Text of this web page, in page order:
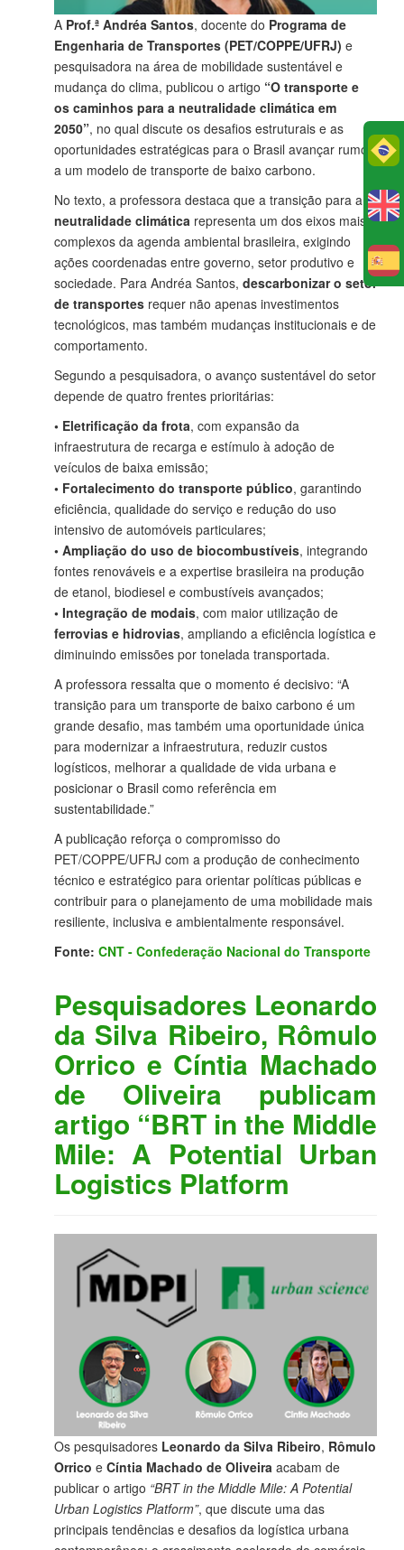
A Prof.ª Andréa Santos, docente do Programa de
Engenharia de Transportes (PET/COPPE/UFRJ) e
pesquisadora na área de mobilidade sustentável e
mudança do clima, publicou o artigo “O transporte e
os caminhos para a neutralidade climática em
2050”, no qual discute os desafios estruturais e as
oportunidades estratégicas para o Brasil avançar rumo
a um modelo de transporte de baixo carbono.
No texto, a professora destaca que a transição para a
neutralidade climática representa um dos eixos mais
complexos da agenda ambiental brasileira, exigindo
ações coordenadas entre governo, setor produtivo e
sociedade. Para Andréa Santos, descarbonizar o setor
de transportes requer não apenas investimentos
tecnológicos, mas também mudanças institucionais e de
comportamento.
Segundo a pesquisadora, o avanço sustentável do setor
depende de quatro frentes prioritárias:
• Eletrificação da frota, com expansão da
infraestrutura de recarga e estímulo à adoção de
veículos de baixa emissão;
• Fortalecimento do transporte público, garantindo
eficiência, qualidade do serviço e redução do uso
intensivo de automóveis particulares;
• Ampliação do uso de biocombustíveis, integrando
fontes renováveis e a expertise brasileira na produção
de etanol, biodiesel e combustíveis avançados;
• Integração de modais, com maior utilização de
ferrovias e hidrovias, ampliando a eficiência logística e
diminuindo emissões por tonelada transportada.
A professora ressalta que o momento é decisivo: “A
transição para um transporte de baixo carbono é um
grande desafio, mas também uma oportunidade única
para modernizar a infraestrutura, reduzir custos
logísticos, melhorar a qualidade de vida urbana e
posicionar o Brasil como referência em
sustentabilidade.”
A publicação reforça o compromisso do
PET/COPPE/UFRJ com a produção de conhecimento
técnico e estratégico para orientar políticas públicas e
contribuir para o planejamento de uma mobilidade mais
resiliente, inclusiva e ambientalmente responsável.
Fonte: CNT - Confederação Nacional do Transporte
Pesquisadores Leonardo
da Silva Ribeiro, Rômulo
Orrico e Cíntia Machado
de Oliveira publicam
artigo “BRT in the Middle
Mile: A Potential Urban
Logistics Platform
Os pesquisadores Leonardo da Silva Ribeiro, Rômulo
Orrico e Cíntia Machado de Oliveira acabam de
publicar o artigo “BRT in the Middle Mile: A Potential
Urban Logistics Platform”, que discute uma das
principais tendências e desafios da logística urbana